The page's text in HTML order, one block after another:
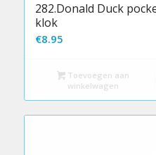
282.Donald Duck
klok
€8.95
Toevoegen aan
winkelwagen